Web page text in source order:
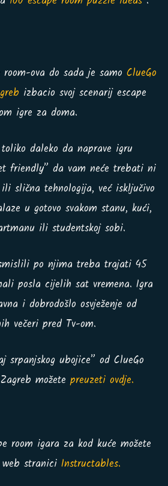
ova do sada je samo ClueGo
izbacio svoj scenarij escape
igre za doma.
daleko da naprave igru
friendly” da vam neće trebati ni
slična tehnologija, već isključivo
u gotovo svakom stanu, kući,
ili studentskoj sobi.
po njima treba trajati 45
posla cijelih sat vremena. Igra
i dobrodošlo osvježenje od
večeri pred Tv-om.
srpanjskog ubojice” od ClueGo
možetepreuzeti ovdje.
room igara za kod kuće možete
stranici Instructables.